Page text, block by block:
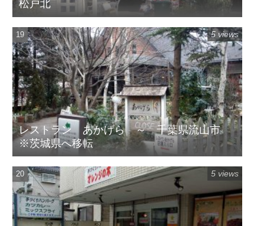
松戸北
レストラン あかげら ～ 千葉県流山市
※茨城県へ移転
5 views
5 views